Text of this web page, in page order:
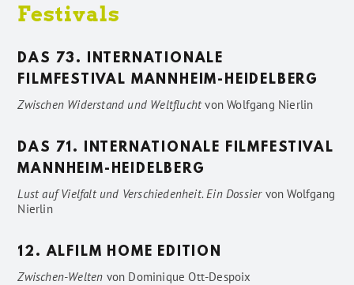
Festivals
DAS 73. INTERNATIONALE
FILMFESTIVAL MANNHEIM-HEIDELBERG
Zwischen Widerstand und WeltfluchtvonWolfgang Nierlin
DAS 71. INTERNATIONALE FILMFESTIVAL
MANNHEIM-HEIDELBERG
Lust auf Vielfalt und Verschiedenheit. Ein DossiervonWolfgang
Nierlin
12. ALFILM HOME EDITION
Zwischen-Welten von Dominique Ott-Despoix